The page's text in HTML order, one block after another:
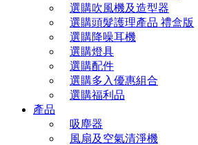
選購吹風機及造型器
選購頭髮護理產品 禮盒版
選購降噪耳機
選購燈具
選購配件
選購多入優惠組合
選購福利品
產品
吸塵器
風扇及空氣清淨機